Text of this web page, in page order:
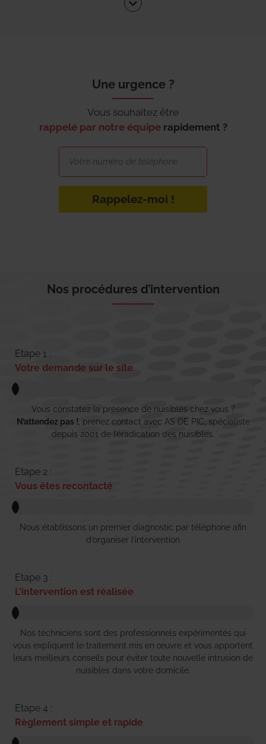
Une urgence ?
Vous souhaitez être
rappelé par notre équipe rapidement ?
Rappelez-moi !
Nos procédures d’intervention
Etape 1 :
Votre demande sur le site
Vous constatez la présence de nuisibles chez vous ?
N’attendez pas ! , prenez contact avec AS DE PIC, spécialiste
depuis 2001 de l’éradication des nuisibles.
Etape 2 :
Vous êtes recontacté
Nous établissons un premier diagnostic par téléphone afin
d’organiser l’intervention
Etape 3 :
L'intervention est réalisée
Nos techniciens sont des professionnels expérimentés qui
vous expliquent le traitement mis en œuvre et vous apportent
leurs meilleurs conseils pour éviter toute nouvelle intrusion de
nuisibles dans votre domicile.
Etape 4 :
Règlement simple et rapide